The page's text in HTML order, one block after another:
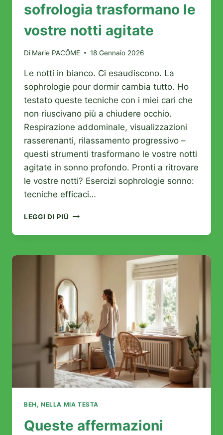
sofrologia trasformano le
vostre notti agitate
Di Marie PACÔME 18 Gennaio 2026
Le notti in bianco. Ci esaudiscono. La
sophrologie pour dormir cambia tutto. Ho
testato queste tecniche con i miei cari che
non riuscivano più a chiudere occhio.
Respirazione addominale, visualizzazioni
rasserenanti, rilassamento progressivo –
questi strumenti trasformano le vostre notti
agitate in sonno profondo. Pronti a ritrovare
le vostre notti? Esercizi sophrologie sonno:
tecniche efficaci…
LEGGI DI PIÙ QUESTE
TECNICHE
SOFROLOGIA
LE
VOSTRE
AGITATE
BEH, NELLA MIA TESTA
Queste affermazioni